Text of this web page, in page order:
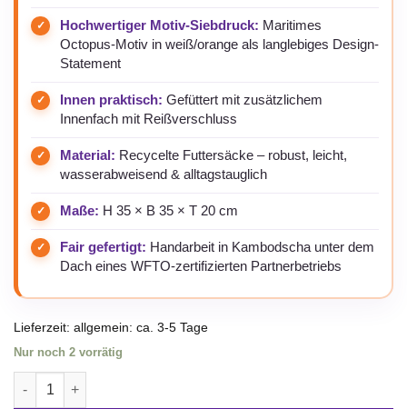
Hochwertiger Motiv-Siebdruck: Maritimes
Octopus-Motiv in weiß/orange als langlebiges Design-
Statement
Innen praktisch: Gefüttert mit zusätzlichem
Innenfach mit Reißverschluss
Material: Recycelte Futtersäcke – robust, leicht,
wasserabweisend & alltagstauglich
Maße: H 35 × B 35 × T 20 cm
Fair gefertigt: Handarbeit in Kambodscha unter dem
Dach eines WFTO-zertifizierten Partnerbetriebs
Lieferzeit: allgemein: ca. 3-5 Tage
Nur noch 2 vorrätig
Beadbags Spacy Einfache Einkaufstasche aus recycelten